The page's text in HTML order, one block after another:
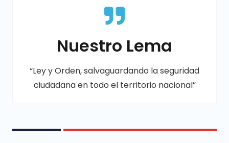
Nuestro Lema
“Ley y Orden, salvaguardando la seguridad
ciudadana en todo el territorio nacional”